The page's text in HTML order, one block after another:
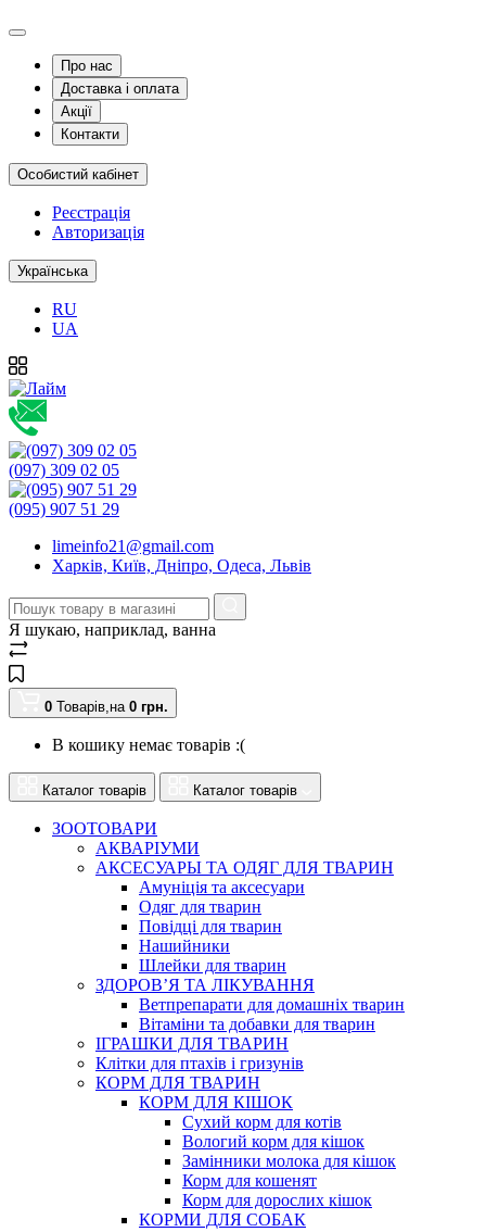
Про нас
Доставка і оплата
Акції
Контакти
Особистий кабінет
Реєстрація
Авторизація
Українська
RU
UA
(097) 309 02 05
(095) 907 51 29
limeinfo21@gmail.com
Харків, Київ, Дніпро, Одеса, Львів
Я шукаю, наприклад, ванна
0 Товарів,на 0 грн.
В кошику немає товарів :(
Каталог товарів Каталог товарів
ЗООТОВАРИ
АКВАРІУМИ
АКСЕСУАРЫ ТА ОДЯГ ДЛЯ ТВАРИН
Амуніція та аксесуари
Одяг для тварин
Повідці для тварин
Нашийники
Шлейки для тварин
ЗДОРОВ’Я ТА ЛІКУВАННЯ
Ветпрепарати для домашніх тварин
Вітаміни та добавки для тварин
ІГРАШКИ ДЛЯ ТВАРИН
Клітки для птахів і гризунів
КОРМ ДЛЯ ТВАРИН
КОРМ ДЛЯ КІШОК
Сухий корм для котів
Вологий корм для кішок
Замінники молока для кішок
Корм для кошенят
Корм для дорослих кішок
КОРМИ ДЛЯ СОБАК